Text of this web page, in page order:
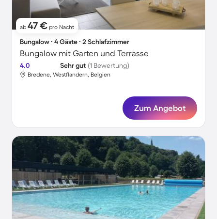
ab 47 € pro Nacht
Bungalow ∙ 4 Gäste ∙ 2 Schlafzimmer
Bungalow mit Garten und Terrasse
4.0 Sehr gut (1 Bewertung)
Bredene, Westflandern, Belgien
Zum Angebot